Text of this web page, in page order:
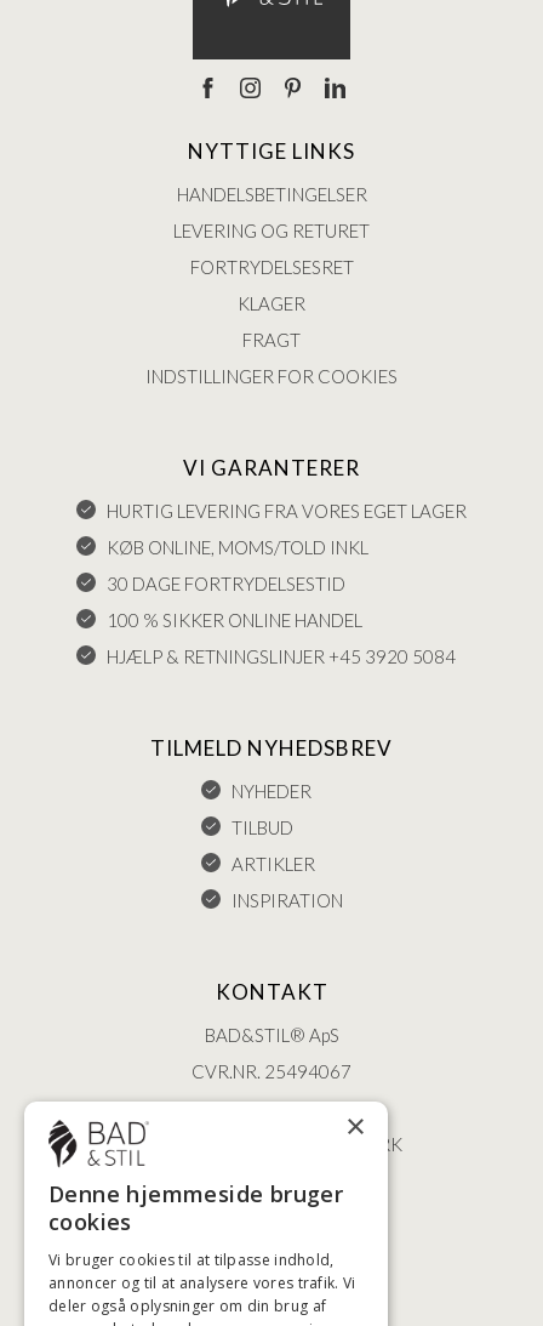
NYTTIGE LINKS
HANDELSBETINGELSER
LEVERING OG RETURET
FORTRYDELSESRET
KLAGER
FRAGT
INDSTILLINGER FOR COOKIES
VI GARANTERER
HURTIG LEVERING FRA VORES EGET LAGER
KØB ONLINE, MOMS/TOLD INKL
30 DAGE FORTRYDELSESTID
100 % SIKKER ONLINE HANDEL
HJÆLP & RETNINGSLINJER +45 3920 5084
TILMELD NYHEDSBREV
NYHEDER
TILBUD
ARTIKLER
INSPIRATION
KONTAKT
BAD&STIL® ApS
CVR.NR. 25494067
ØSTERBROGADE 202
2100 KØBENHAVN • DANMARK
+45 3920 5084
HØJESTE KREDITVÆRDIGHED
×
Denne hjemmeside bruger
cookies
Vi bruger cookies til at tilpasse indhold,
annoncer og til at analysere vores trafik. Vi
deler også oplysninger om din brug af